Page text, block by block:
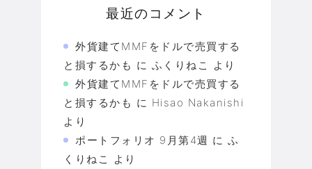
最近のコメント
外貨建てMMFをドルで売買する
と損するかも に ふくりねこ
より
外貨建てMMFをドルで売買する
と損するかも に Hisao Nakanishi
より
ポートフォリオ 9月第4週 に ふ
くりねこ
より